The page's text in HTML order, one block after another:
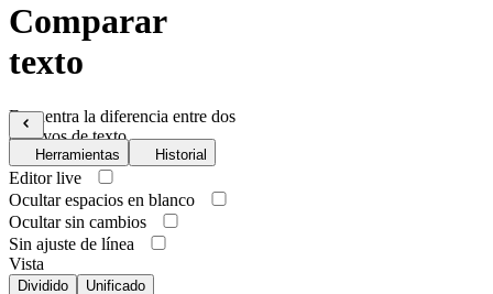
Comparar
texto
Encuentra la diferencia entre dos
archivos de texto
Herramientas Historial
Editor live
Ocultar espacios en blanco
Ocultar sin cambios
Sin ajuste de línea
Vista
Dividido Unificado